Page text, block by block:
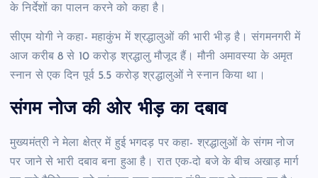
के निर्देशों का पालन करने को कहा है।
सीएम योगी ने कहा- महाकुंभ में श्रद्धालुओं की भारी भीड़ है। संगमनगरी में
आज करीब 8 से 10 करोड़ श्रद्धालु मौजूद हैं। मौनी अमावस्या के अमृत
स्नान से एक दिन पूर्व 5.5 करोड़ श्रद्धालुओं ने स्नान किया था।
संगम नोज की ओर भीड़ का दबाव
मुख्यमंत्री ने मेला क्षेत्र में हुई भगदड़ पर कहा- श्रद्धालुओं के संगम नोज
पर जाने से भारी दबाव बना हुआ है। रात एक-दो बजे के बीच अखाड़ मार्ग